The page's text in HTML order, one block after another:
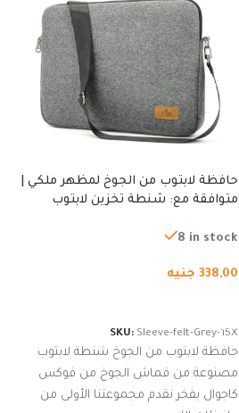
حافظة لابتوب من الجوخ لمظهر ملكي |
متوافقة مع: شنطة تخزين لابتوب
من الجوخ لجهاز نوت بوك والتابلت،
8 in stock
338,00 جنيه
SKU: Sleeve-felt-Grey-15X
حافظة لابتوب من الجوخ شنطة لابتوب
مصنوعة من قماش الجوخ من فوكس
كاجوال بفخر نقدم مجموعتنا الأولى من